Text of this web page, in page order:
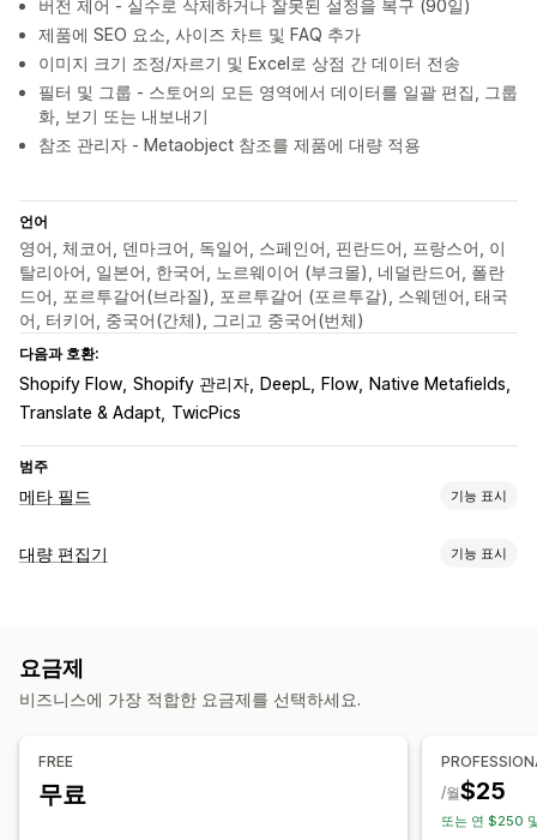
버전 제어 - 실수로 삭제하거나 잘못된 설정을 복구 (90일)
제품에 SEO 요소, 사이즈 차트 및 FAQ 추가
이미지 크기 조정/자르기 및 Excel로 상점 간 데이터 전송
필터 및 그룹 - 스토어의 모든 영역에서 데이터를 일괄 편집, 그룹
화, 보기 또는 내보내기
참조 관리자 - Metaobject 참조를 제품에 대량 적용
언어
영어, 체코어, 덴마크어, 독일어, 스페인어, 핀란드어, 프랑스어, 이
탈리아어, 일본어, 한국어, 노르웨이어 (부크몰), 네덜란드어, 폴란
드어, 포르투갈어(브라질), 포르투갈어 (포르투갈), 스웨덴어, 태국
어, 터키어, 중국어(간체), 그리고 중국어(번체)
다음과 호환:
Shopify Flow Shopify 관리자 DeepL Flow
Native Metafields
Translate & Adapt TwicPics
범주
메타 필드 기능 표시
메타필드 유형
관리 도구
여러 언어
대량 편집기 기능 표시
조치
백업
요금제
비즈니스에 가장 적합한 요금제를 선택하세요.
FREE
무료 $25
/월
또는 연 $250